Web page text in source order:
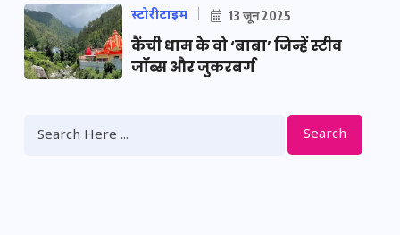
स्टोरीटाइम 13 जून 2025
कैंची धाम के वो ‘बाबा’ जिन्हें स्टीव
जॉब्स और जुकरबर्ग
Search